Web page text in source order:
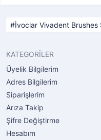
İvoclar Vivadent Brushes
KATEGORİLER
Üyelik Bilgilerim
Adres Bilgilerim
Siparişlerim
Arıza Takip
Şifre Değiştirme
Hesabım